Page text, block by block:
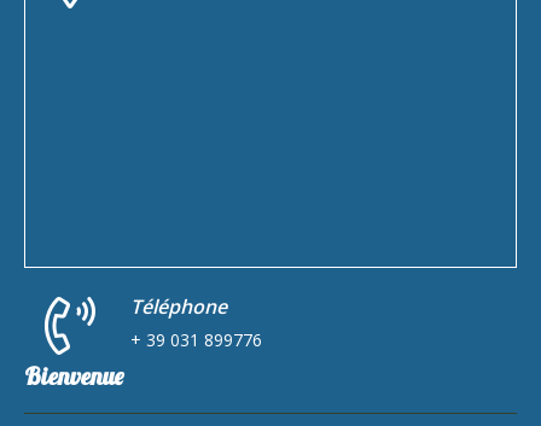
Téléphone
+ 39 031 899776
Bienvenue